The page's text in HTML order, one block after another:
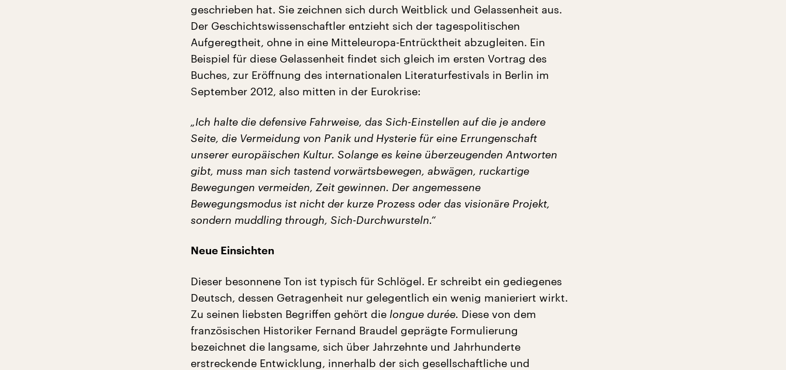
geschrieben hat. Sie zeichnen sich durch Weitblick und Gelassenheit aus.
Der Geschichtswissenschaftler entzieht sich der tagespolitischen
Aufgeregtheit, ohne in eine Mitteleuropa-Entrücktheit abzugleiten. Ein
Beispiel für diese Gelassenheit findet sich gleich im ersten Vortrag des
Buches, zur Eröffnung des internationalen Literaturfestivals in Berlin im
September 2012, also mitten in der Eurokrise:
„Ich halte die defensive Fahrweise, das Sich-Einstellen auf die je andere
Seite, die Vermeidung von Panik und Hysterie für eine Errungenschaft
unserer europäischen Kultur. Solange es keine überzeugenden Antworten
gibt, muss man sich tastend vorwärtsbewegen, abwägen, ruckartige
Bewegungen vermeiden, Zeit gewinnen. Der angemessene
Bewegungsmodus ist nicht der kurze Prozess oder das visionäre Projekt,
sondern muddling through, Sich-Durchwursteln.“
Neue Einsichten
Dieser besonnene Ton ist typisch für Schlögel. Er schreibt ein gediegenes
Deutsch, dessen Getragenheit nur gelegentlich ein wenig manieriert wirkt.
Zu seinen liebsten Begriffen gehört die longue durée. Diese von dem
französischen Historiker Fernand Braudel geprägte Formulierung
bezeichnet die langsame, sich über Jahrzehnte und Jahrhunderte
erstreckende Entwicklung, innerhalb der sich gesellschaftliche und